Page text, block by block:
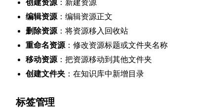
创建资源 ：新建资源
编辑资源 ：编辑资源正文
删除资源 ：将资源移入回收站
重命名资源 ：修改资源标题或文件夹名称
移动资源 ：把资源移动到其他文件夹
创建文件夹 ：在知识库中新增目录
标签管理